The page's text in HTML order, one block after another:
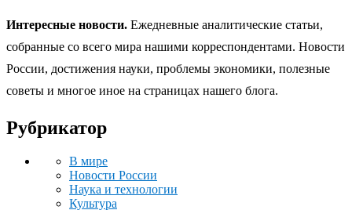
Интересные новости. Ежедневные аналитические статьи,
собранные со всего мира нашими корреспондентами. Новости
России, достижения науки, проблемы экономики, полезные
советы и многое иное на страницах нашего блога.
Рубрикатор
В мире
Новости России
Наука и технологии
Культура